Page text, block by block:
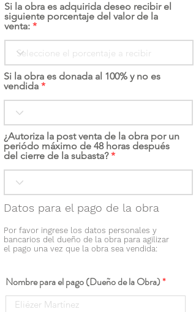
Si la obra es adquirida deseo recibir el
siguiente porcentaje del valor de la
venta:
Si la obra es donada al 100% y no es
vendida
¿Autoriza la post venta de la obra por un
periódo máximo de 48 horas después
del cierre de la subasta?
Datos para el pago de la obra
Por favor ingrese los datos personales y
bancarios del dueño de la obra para agilizar
el pago una vez que la obra sea vendida:
Nombre para el pago (Dueño de la Obra)